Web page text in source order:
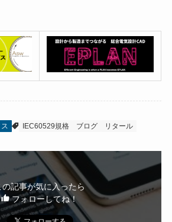
IEC60529規格 ブログ リタール
の記事が気に入ったら
フォローしてね！